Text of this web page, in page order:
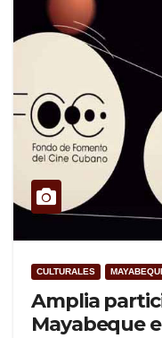
CULTURALES
Amplia
Mayabeque